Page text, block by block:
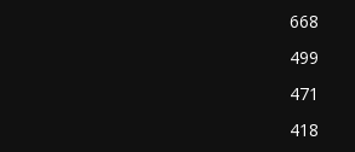
668
499
471
418